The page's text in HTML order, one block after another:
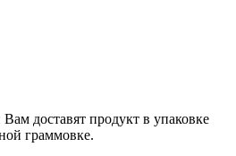
доставят продукт в упаковке
граммовке.